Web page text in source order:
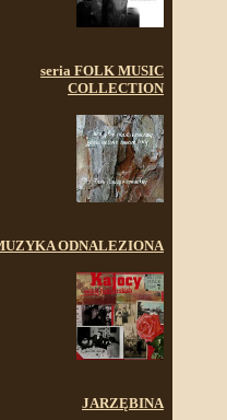
seria FOLK MUSIC
COLLECTION
ODNALEZIONA
JARZĘBINA